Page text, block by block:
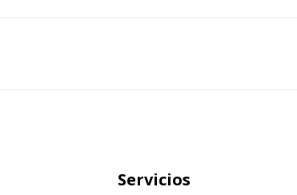
Servicios